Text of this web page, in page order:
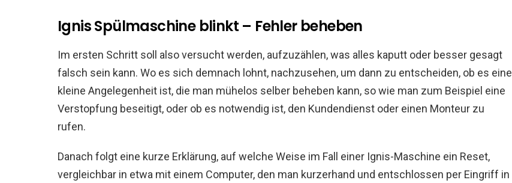
Ignis Spülmaschine blinkt – Fehler beheben
Im ersten Schritt soll also versucht werden, aufzuzählen, was alles kaputt oder besser gesagt
falsch sein kann. Wo es sich demnach lohnt, nachzusehen, um dann zu entscheiden, ob es eine
kleine Angelegenheit ist, die man mühelos selber beheben kann, so wie man zum Beispiel eine
Verstopfung beseitigt, oder ob es notwendig ist, den Kundendienst oder einen Monteur zu
rufen.
Danach folgt eine kurze Erklärung, auf welche Weise im Fall einer Ignis-Maschine ein Reset,
vergleichbar in etwa mit einem Computer, den man kurzerhand und entschlossen per Eingriff in